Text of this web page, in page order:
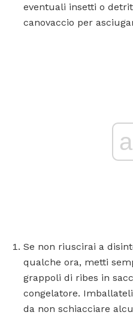
eventuali insetti o
canovaccio per
Se non riuscirai a
qualche ora, metti
grappoli di ribes in
congelatore.
da non schiacciare